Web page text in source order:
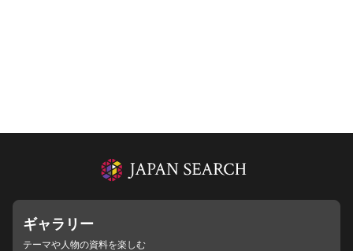
ギャラリー
テーマや人物の資料を楽しむ